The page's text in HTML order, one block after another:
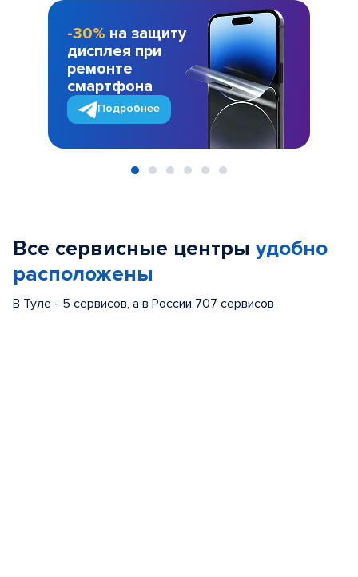
-30% на защиту
дисплея при
ремонте
смартфона
Подробнее
Все сервисные центры удобно
расположены
В Туле - 5 сервисов, а в России 707 сервисов